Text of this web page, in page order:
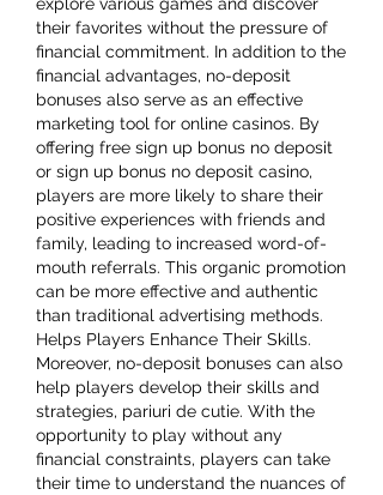
explore various games and discover
their favorites without the pressure of
financial commitment. In addition to the
financial advantages, no-deposit
bonuses also serve as an effective
marketing tool for online casinos. By
offering free sign up bonus no deposit
or sign up bonus no deposit casino,
players are more likely to share their
positive experiences with friends and
family, leading to increased word-of-
mouth referrals. This organic promotion
can be more effective and authentic
than traditional advertising methods.
Helps Players Enhance Their Skills.
Moreover, no-deposit bonuses can also
help players develop their skills and
strategies, pariuri de cutie. With the
opportunity to play without any
financial constraints, players can take
their time to understand the nuances of